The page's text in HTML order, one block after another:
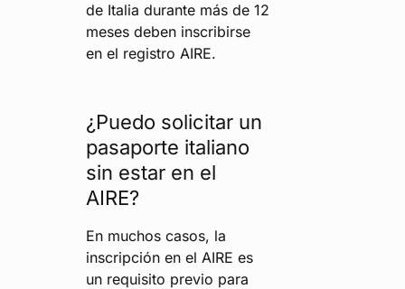
de Italia durante más de 12
meses deben inscribirse
en el registro AIRE.
¿Puedo solicitar un
pasaporte italiano
sin estar en el
AIRE?
En muchos casos, la
inscripción en el AIRE es
un requisito previo para